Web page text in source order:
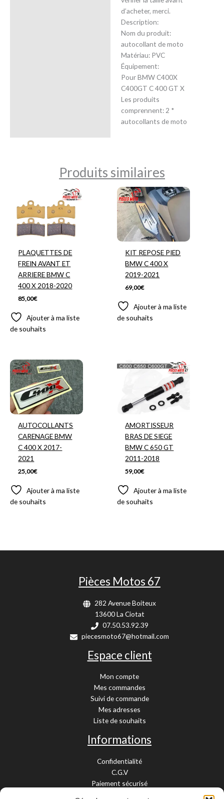
d’acheter, merci.
Description:
Nom du produit:
autocollant de moto
Matériau: PVC
Équipement:
Pour BMW C400X
C400GT C 400 GT X
Les produits
comprennent: 2 *
autocollants de moto
Produits similaires
PLAQUETTES DE
FREIN AVANT ET
ARRIERE BMW C
400 X 2018-2020
85,00€
Ajouter à ma liste
de souhaits
KIT REPOSE PIED
BMW C 400 X
2019-2021
69,00€
Ajouter à ma liste
de souhaits
AUTOCOLLANTS
CARENAGE BMW
C 400 X 2017-
2021
25,00€
Ajouter à ma liste
de souhaits
AMORTISSEUR
BRAS DE SIEGE
BMW C 650 GT
2011-2018
59,00€
Ajouter à ma liste
de souhaits
Pièces Motos 67
282 Avenue Boiteux
13600 La Ciotat
07.50.53.92.39
piecesmoto67@hotmail.com
Espace client
Mon compte
Mes commandes
Suivi de commande
Mes adresses
Liste de souhaits
Informations
Confidentialité
C.G.V
Paiement sécurisé